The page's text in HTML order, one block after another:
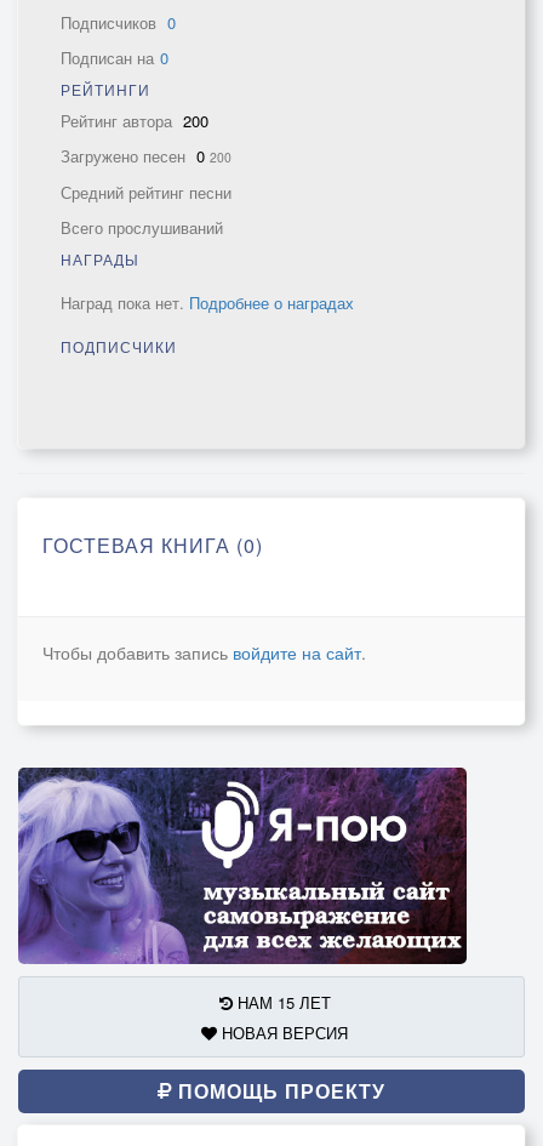
Подписчиков 0
Подписан на 0
РЕЙТИНГИ
Рейтинг автора 200
Загружено песен 0 200
Средний рейтинг песни
Всего прослушиваний
НАГРАДЫ
Наград пока нет. Подробнее о наградах
ПОДПИСЧИКИ
ГОСТЕВАЯ КНИГА (0)
Чтобы добавить запись войдите на сайт.
НАМ 15 ЛЕТ
НОВАЯ ВЕРСИЯ
ПОМОЩЬ ПРОЕКТУ